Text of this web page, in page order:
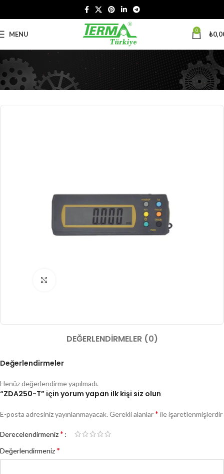
MENU 0 ₺
DEĞERLENDIRMELER (0)
Değerlendirmeler
Henüz değerlendirme yapılmadı.
“ZDA250-T” için yorum yapan ilk kişi siz olun
E-posta adresiniz yayınlanmayacak. Gerekli alanlar* ile işaretlenmişlerdir
Derecelendirmeniz*
Değerlendirmeniz*